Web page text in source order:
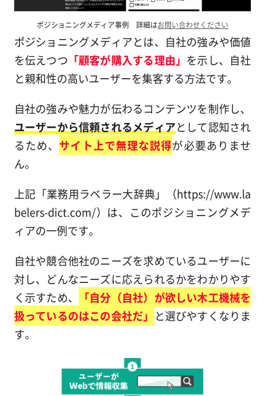
ポジショニングメディア事例 詳細はお問い合わせください
ポジショニングメディアとは、自社の強みや価値
を伝えつつ 「顧客が購入する理由」 を示し、自社
と親和性の高いユーザーを集客する方法です。
自社の強みや魅力が伝わるコンテンツを制作し、
ユーザーから信頼されるメディアとして認知され
るため、 サイト上で無理な説得が必要ありませ
ん。
上記「業務用ラベラー大辞典」（https://www.la
belers-dict.com/）は、このポジショニングメデ
ィアの一例です。
自社や競合他社のニーズを求めているユーザーに
対し、どんなニーズに応えられるかをわかりやす
く示すため、
「自分（自社）が欲しい木工機械を
扱っているのはこの会社だ」 と選びやすくなりま
す。